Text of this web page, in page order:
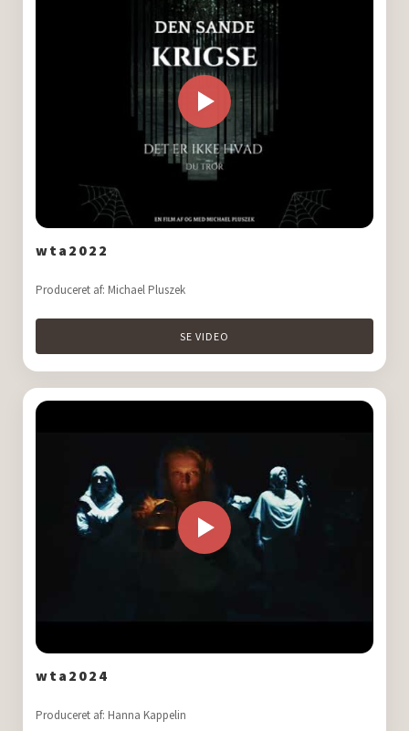
wta2022
Produceret af: Michael Pluszek
SE VIDEO
wta2024
Produceret af: Hanna Kappelin